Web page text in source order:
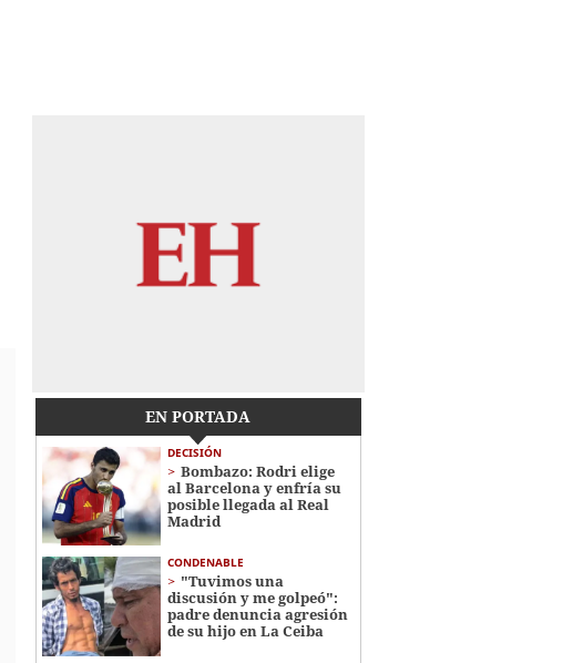
EN PORTADA
DECISIÓN
Bombazo: Rodri elige
al Barcelona y enfría su
posible llegada al Real
Madrid
CONDENABLE
"Tuvimos una
discusión y me golpeó":
padre denuncia agresión
de su hijo en La Ceiba